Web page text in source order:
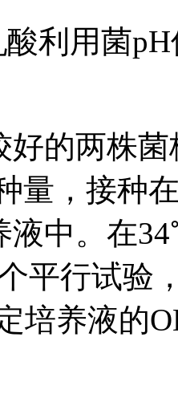
酸利用菌
好的两株
量，接种
液中。在
平行试验
培养液的